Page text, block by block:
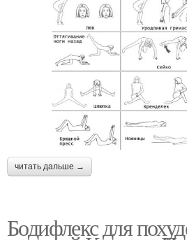
читать дальше →
Бодифлекс для